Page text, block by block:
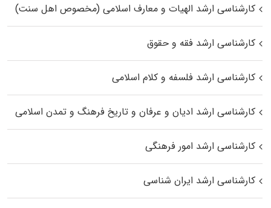
کارشناسی ارشد الهیات و معارف اسلامی (مخصوص اهل سنت)
کارشناسی ارشد فقه و حقوق
کارشناسی ارشد فلسفه و کلام اسلامی
کارشناسی ارشد ادیان و عرفان و تاریخ فرهنگ و تمدن اسلامی
کارشناسی ارشد امور فرهنگی
کارشناسی ارشد ایران شناسی